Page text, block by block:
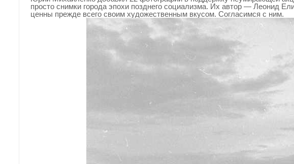
просто снимки города эпохи позднего социализма. Их автор — Леонид
ценны прежде всего своим художественным вкусом. Согласимся с ним.